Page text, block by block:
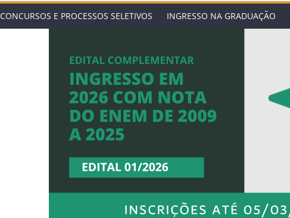
CONCURSOS E PROCESSOS SELETIVOS INGRESSO NA GRADUAÇÃO